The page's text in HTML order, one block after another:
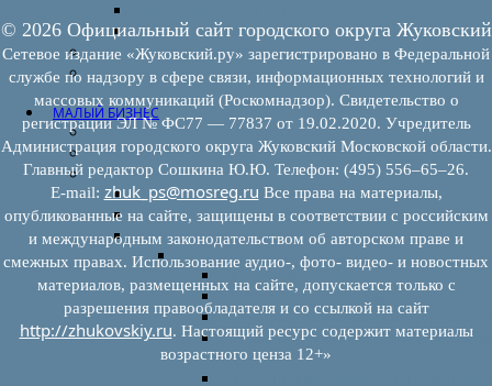
Доклады муниципального лесного контроля
Муниципальный контроль за ЕТО
Муниципальный контроль в сфере
МАЛЫЙ БИЗНЕС
Прием предпринимателей
Новости МСП
Поддержка МСП
Поддержка МСП
Финансовая поддержка
Имущественная поддержка
Нормативно-правовые акты
Федеральное законодательство
Региональное законодательство
Порядок формирования и ведения
Порядок предоставления имущества из
перечней
© 2026 Официальный сайт городского округа Жуковский
Сетевое издание «Жуковский.ру» зарегистрировано в Федеральной
службе по надзору в сфере связи, информационных технологий и
массовых коммуникаций (Роскомнадзор). Свидетельство о
регистрации ЭЛ № ФС77 — 77837 от 19.02.2020. Учредитель
Администрация городского округа Жуковский Московской области.
Главный редактор Сошкина Ю.Ю. Телефон: (495) 556–65–26.
E‑mail: zhuk_ps@mosreg.ru Все права на материалы,
опубликованные на сайте, защищены в соответствии с российским
и международным законодательством об авторском праве и
смежных правах. Использование аудио-, фото- видео- и новостных
материалов, размещенных на сайте, допускается только с
разрешения правообладателя и со ссылкой на сайт
http://zhukovskiy.ru. Настоящий ресурс содержит материалы
возрастного ценза 12+»